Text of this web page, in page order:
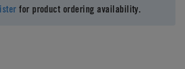
for product ordering availability.